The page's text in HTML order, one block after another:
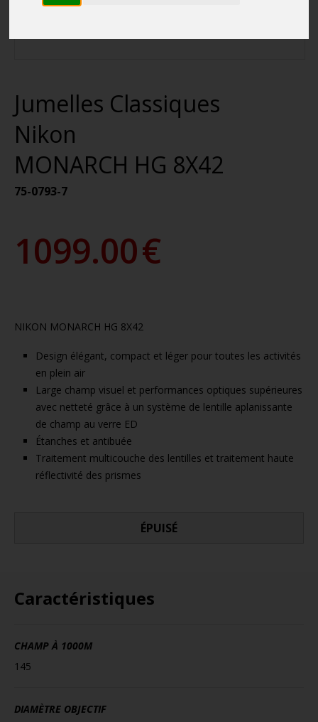
Jumelles Classiques
Nikon
MONARCH HG 8X42
75-0793-7
1099.00€
NIKON MONARCH HG 8X42
Design élégant, compact et léger pour toutes les activités
en plein air
Large champ visuel et performances optiques supérieures
avec netteté grâce à un système de lentille aplanissante
de champ au verre ED
Étanches et antibuée
Traitement multicouche des lentilles et traitement haute
réflectivité des prismes
ÉPUISÉ
Caractéristiques
CHAMP À 1000M
145
DIAMÈTRE OBJECTIF